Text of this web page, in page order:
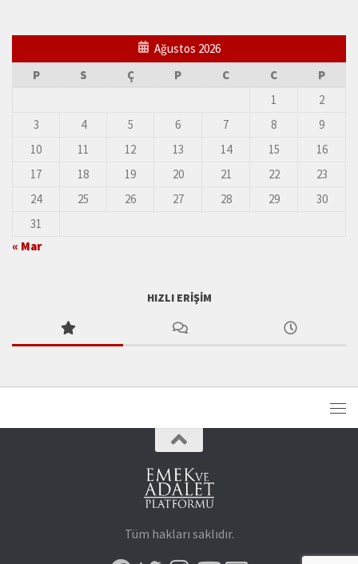
Ağustos 2026
P
S Ç P C C
P
1
2
3
4 5 6 7 8
9
10
11 12 13 14 15
16
17
18 19 20 21 22
23
24
25 26 27 28 29
30
31
« Mar
HIZLI ERIŞIM
Tüm hakları saklıdır.